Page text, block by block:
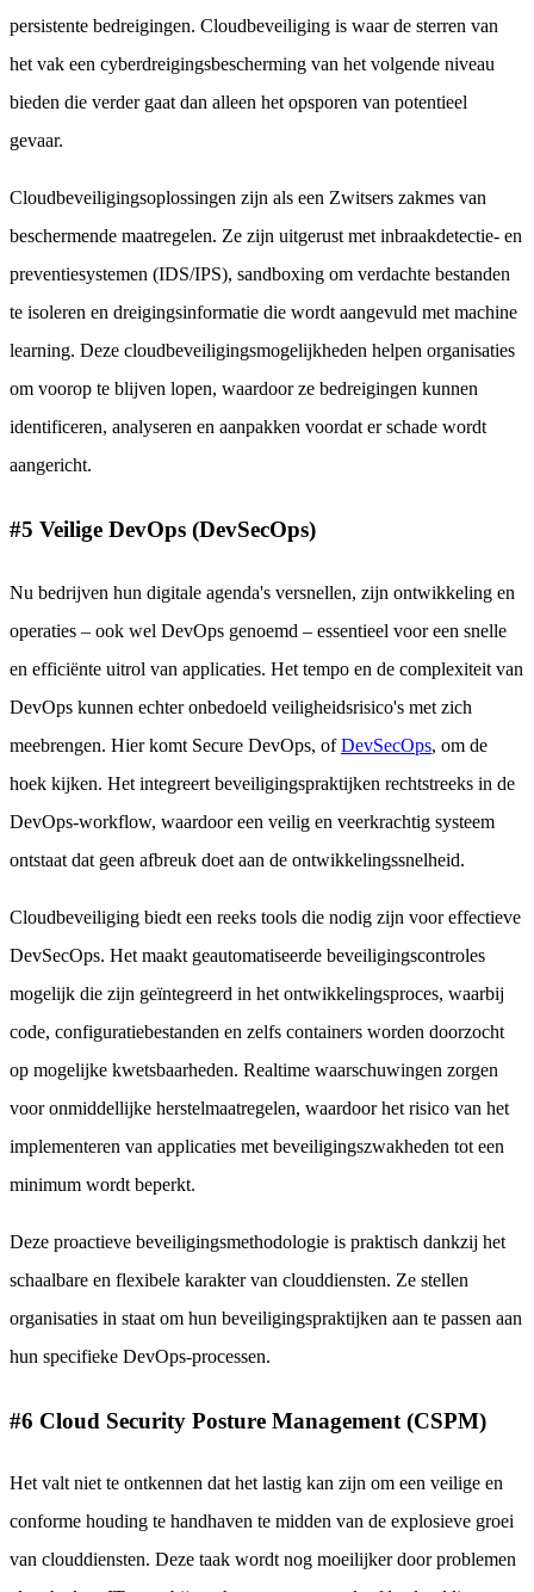
persistente bedreigingen. Cloudbeveiliging is waar de sterren van
het vak een cyberdreigingsbescherming van het volgende niveau
bieden die verder gaat dan alleen het opsporen van potentieel
gevaar.
Cloudbeveiligingsoplossingen zijn als een Zwitsers zakmes van
beschermende maatregelen. Ze zijn uitgerust met inbraakdetectie- en
preventiesystemen (IDS/IPS), sandboxing om verdachte bestanden
te isoleren en dreigingsinformatie die wordt aangevuld met machine
learning. Deze cloudbeveiligingsmogelijkheden helpen organisaties
om voorop te blijven lopen, waardoor ze bedreigingen kunnen
identificeren, analyseren en aanpakken voordat er schade wordt
aangericht.
#5 Veilige DevOps (DevSecOps)
Nu bedrijven hun digitale agenda's versnellen, zijn ontwikkeling en
operaties – ook wel DevOps genoemd – essentieel voor een snelle
en efficiënte uitrol van applicaties. Het tempo en de complexiteit van
DevOps kunnen echter onbedoeld veiligheidsrisico's met zich
meebrengen. Hier komt Secure DevOps, ofDevSecOps, om de
hoek kijken. Het integreert beveiligingspraktijken rechtstreeks in de
DevOps-workflow, waardoor een veilig en veerkrachtig systeem
ontstaat dat geen afbreuk doet aan de ontwikkelingssnelheid.
Cloudbeveiliging biedt een reeks tools die nodig zijn voor effectieve
DevSecOps. Het maakt geautomatiseerde beveiligingscontroles
mogelijk die zijn geïntegreerd in het ontwikkelingsproces, waarbij
code, configuratiebestanden en zelfs containers worden doorzocht
op mogelijke kwetsbaarheden. Realtime waarschuwingen zorgen
voor onmiddellijke herstelmaatregelen, waardoor het risico van het
implementeren van applicaties met beveiligingszwakheden tot een
minimum wordt beperkt.
Deze proactieve beveiligingsmethodologie is praktisch dankzij het
schaalbare en flexibele karakter van clouddiensten. Ze stellen
organisaties in staat om hun beveiligingspraktijken aan te passen aan
hun specifieke DevOps-processen.
#6 Cloud Security Posture Management (CSPM)
Het valt niet te ontkennen dat het lastig kan zijn om een veilige en
conforme houding te handhaven te midden van de explosieve groei
van clouddiensten. Deze taak wordt nog moeilijker door problemen